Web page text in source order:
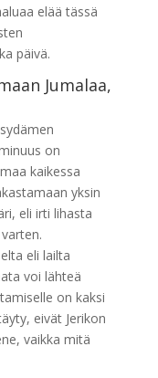
elää tässä
päivä.
Jumalaa,
on
kaikessa
yksin
eli irti lihasta
eli lailta
voi lähteä
on kaksi
eivät Jerikon
vaikka mitä